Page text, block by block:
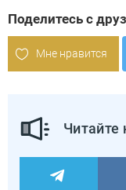
Поделитесь с
Мне нравится
Читайте